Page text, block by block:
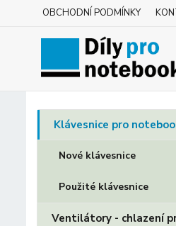
OBCHODNÍ PODMÍNKY
Klávesnice pro
Nové klávesnice
Použité klávesnice
Ventilátory - chlazení